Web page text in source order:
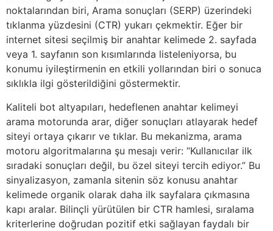
noktalarından biri, Arama sonuçları (SERP) üzerindeki
tıklanma yüzdesini (CTR) yukarı çekmektir. Eğer bir
internet sitesi seçilmiş bir anahtar kelimede 2. sayfada
veya 1. sayfanın son kısımlarında listeleniyorsa, bu
konumu iyileştirmenin en etkili yollarından biri o sonuca
sıklıkla ilgi gösterildiğini göstermektir.
Kaliteli bot altyapıları, hedeflenen anahtar kelimeyi
arama motorunda arar, diğer sonuçları atlayarak hedef
siteyi ortaya çıkarır ve tıklar. Bu mekanizma, arama
motoru algoritmalarına şu mesajı verir: “Kullanıcılar ilk
sıradaki sonuçları değil, bu özel siteyi tercih ediyor.” Bu
sinyalizasyon, zamanla sitenin söz konusu anahtar
kelimede organik olarak daha ilk sayfalara çıkmasına
kapı aralar. Bilinçli yürütülen bir CTR hamlesi, sıralama
kriterlerine doğrudan pozitif etki sağlayan faydalı bir